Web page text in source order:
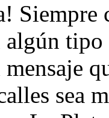
Siempre
algún
sea